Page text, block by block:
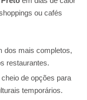
ou cafés
dos mais completos,
restaurantes.
cheio de opções para
temporários.